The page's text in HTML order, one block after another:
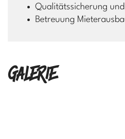
Qualitätssicherung
Betreuung
GALERIE